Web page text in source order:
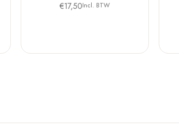
€17,50Incl. BTW